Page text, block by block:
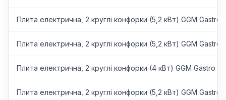
Плита електрична, 2 круглі конфорки (5,2 кВт) GGM Gastro
Плита електрична, 2 круглі конфорки (5,2 кВт) GGM Gastro
Плита електрична, 2 круглі конфорки (4 кВт) GGM Gastro
Плита електрична, 2 круглі конфорки (5,2 кВт) GGM Gastro